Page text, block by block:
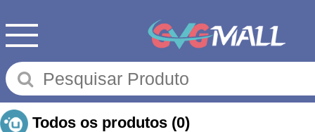
Todos os produtos (0)